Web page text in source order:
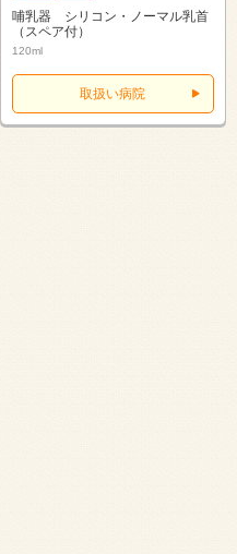
哺乳器 シリコン・ノーマル乳首
（スペア付）
120ml
取扱い病院